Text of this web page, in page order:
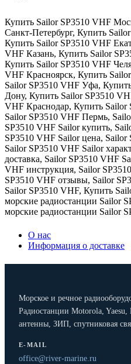
Купить Sailor SP3510 VHF
Санкт-Петербург, Купить
Купить Sailor SP3510 VHF
VHF Казань, Купить Sailor
Купить Sailor SP3510 VHF
VHF Красноярск, Купить
Sailor SP3510 VHF Уфа,
Дону, Купить Sailor SP3510
VHF Краснодар, Купить Sailor
Sailor SP3510 VHF Пермь,
SP3510 VHF Sailor купить,
SP3510 VHF Sailor цена, Sailor
Sailor SP3510 VHF Sailor
доставка, Sailor SP3510 VHF
VHF инструкция, Sailor
SP3510 VHF отзывы, Sailor
Sailor SP3510 VHF, Купить
морские радиостанции Sailor
морские радиостанции Sailor
О нас
Информация о доставке
Морское и речное
Радиостанции Motorola,
антенны, ЗИП, спутниковая
E-MAIL
office@river-marine.ru